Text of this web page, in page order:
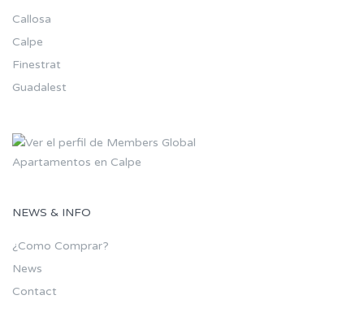
Callosa
Calpe
Finestrat
Guadalest
Apartamentos en Calpe
NEWS & INFO
¿Como Comprar?
News
Contact